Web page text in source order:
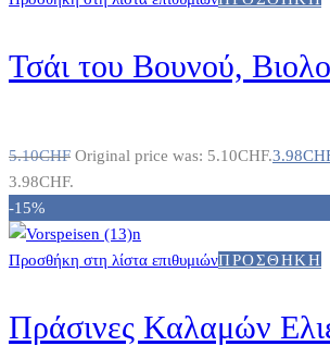
Τσάι του Βουνού,
5.10CHF Original price was: 5.10CHF.3.98
3.98CHF.
-15%
Προσθήκη στη λίστα επιθυμιώνΠΡΟΣΘΉΚΗ
Πράσινες Καλαμών